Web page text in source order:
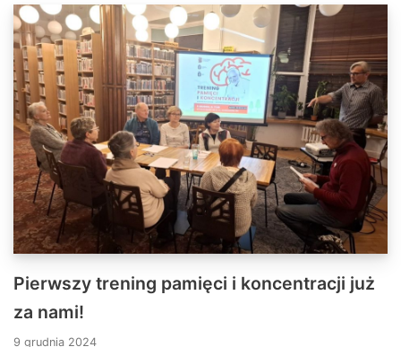
Pierwszy trening pamięci i koncentracji już
za nami!
9 grudnia 2024